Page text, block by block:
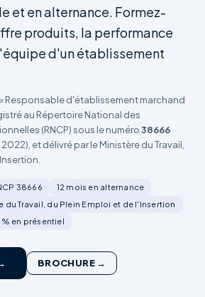
et en alternance. Formez-
produits, la performance
d'un établissement
Responsable d'établissement marchand
au Répertoire National des
(RNCP) sous le numéro38666
et délivré par le Ministère du Travail,
38666
12 mois en alternance
du Travail, du Plein Emploi et de l'Insertion
en présentiel
BROCHURE →